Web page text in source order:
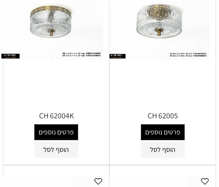
CH 62005
פרטים נוספים
הוסף לסל
CH 62004K
פרטים נוספים
הוסף לסל